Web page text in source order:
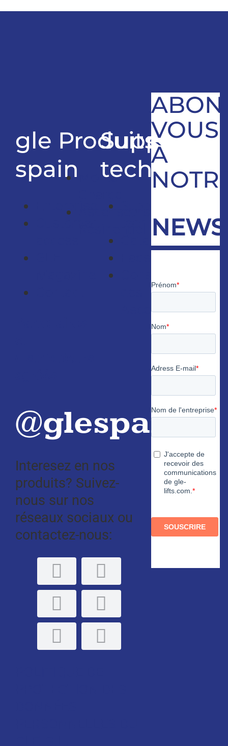
gle
spain
Produits
Monte
Ascenseurs
Support
technique
technique
Catalogues
Ascenseurs
@glespain
Interesez en nos
produits? Suivez-
nous sur nos
réseaux sociaux ou
contactez-nous:
VOUS
À